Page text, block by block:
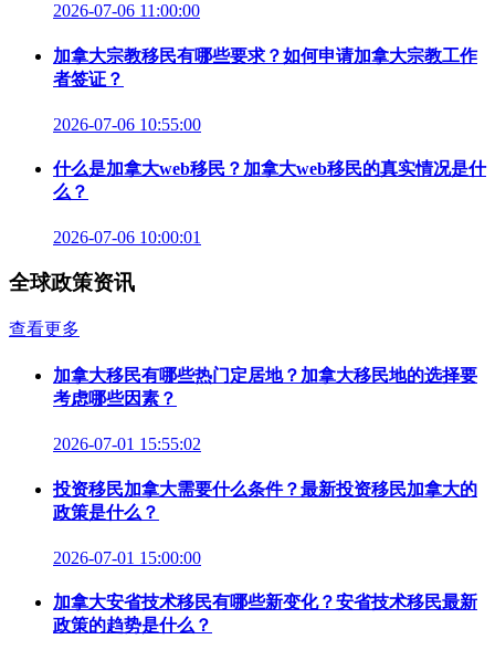
2026-07-06 11:00:00
加拿大宗教移民有哪些要求？如何申请加拿大宗教工作
者签证？
2026-07-06 10:55:00
什么是加拿大web移民？加拿大web移民的真实情况是什
么？
2026-07-06 10:00:01
全球政策资讯
查看更多
加拿大移民有哪些热门定居地？加拿大移民地的选择要
考虑哪些因素？
2026-07-01 15:55:02
投资移民加拿大需要什么条件？最新投资移民加拿大的
政策是什么？
2026-07-01 15:00:00
加拿大安省技术移民有哪些新变化？安省技术移民最新
政策的趋势是什么？